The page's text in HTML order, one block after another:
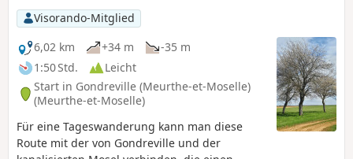
Visorando-Mitglied
6,02 km
+34 m
-35 m
1:50 Std.
Leicht
Start in Gondreville (Meurthe-et-Moselle)
(Meurthe-et-Moselle)
Für eine Tageswanderung kann man diese
Route mit der von Gondreville und der